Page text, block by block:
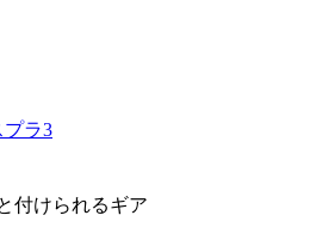
プラ3
付けられるギア